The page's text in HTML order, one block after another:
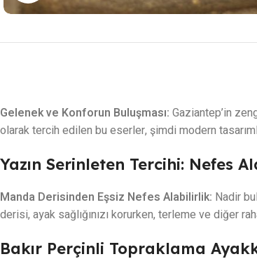
Gelenek ve Konforun Buluşması: Gaziantep’in
olarak tercih edilen bu eserler, şimdi modern
Yazın Serinleten Tercihi: Nefes
Manda Derisinden Eşsiz Nefes Alabilirlik: Nadir
derisi, ayak sağlığınızı korurken, terleme ve diğer
Bakır Perçinli Topraklama